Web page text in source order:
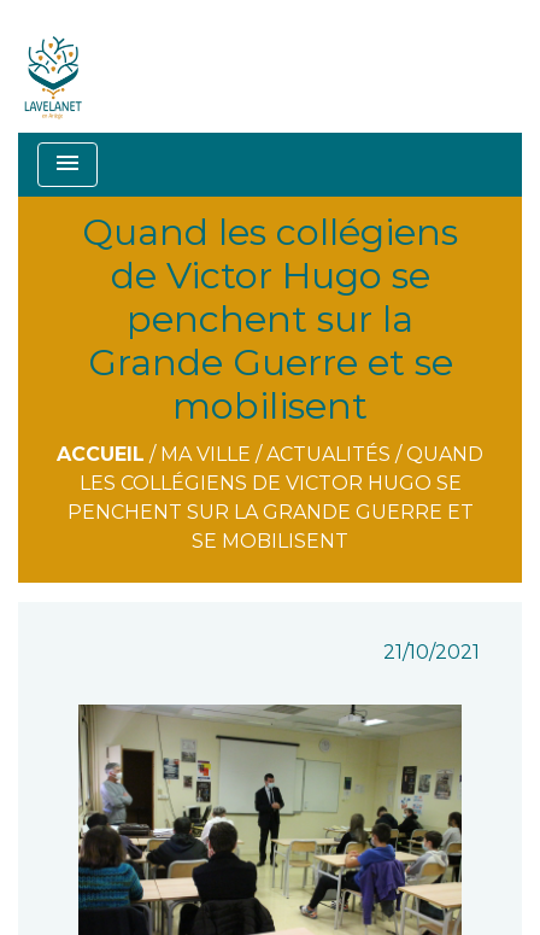
menu
Quand les collégiens
de Victor Hugo se
penchent sur la
Grande Guerre et se
mobilisent
ACCUEIL / MA VILLE /ACTUALITÉS /QUAND
LES COLLÉGIENS DE VICTOR HUGO SE
PENCHENT SUR LA GRANDE GUERRE ET
SE MOBILISENT
21/10/2021